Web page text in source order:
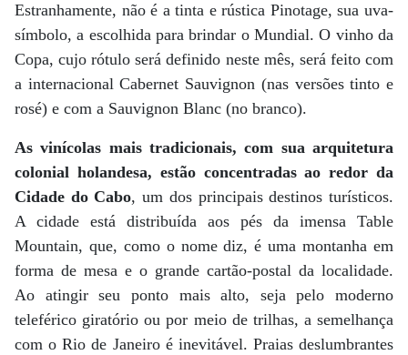
Estranhamente, não é a tinta e rústica Pinotage, sua uva-
símbolo, a escolhida para brindar o Mundial. O vinho da
Copa, cujo rótulo será definido neste mês, será feito com
a internacional Cabernet Sauvignon (nas versões tinto e
rosé) e com a Sauvignon Blanc (no branco).
As vinícolas mais tradicionais, com sua arquitetura
colonial holandesa, estão concentradas ao redor da
Cidade do Cabo, um dos principais destinos turísticos.
A cidade está distribuída aos pés da imensa Table
Mountain, que, como o nome diz, é uma montanha em
forma de mesa e o grande cartão-postal da localidade.
Ao atingir seu ponto mais alto, seja pelo moderno
teleférico giratório ou por meio de trilhas, a semelhança
com o Rio de Janeiro é inevitável. Praias deslumbrantes